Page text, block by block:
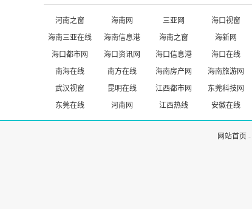
河南之窗 海南网 三亚网 海口视窗
海南三亚在线
海南信息港 海南之窗 海新网
海口都市网
海口资讯网 海口信息港 海口在线
南海在线
南方在线 海南房产网 海南旅游网
武汉视窗
昆明在线 江西都市网 东莞科技网
东莞在线
河南网 江西热线 安徽在线
网站首页 -